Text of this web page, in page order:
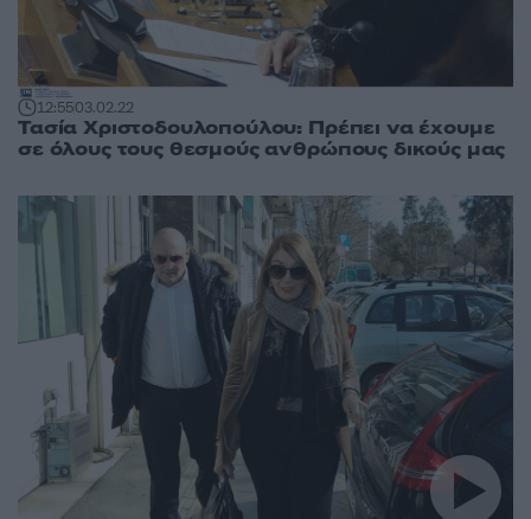
12:5503.02.22
Τασία Χριστοδουλοπούλου: Πρέπει να έχουμε
σε όλους τους θεσμούς ανθρώπους δικούς μας